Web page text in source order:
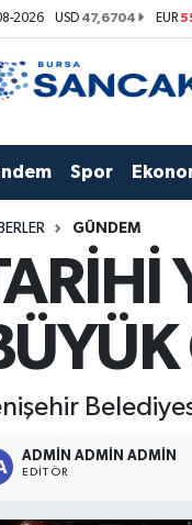
2026 USD 47,6704 EUR
Spor
GÜNDEM
ADMİN ADMİN ADMİN
EDITÖR